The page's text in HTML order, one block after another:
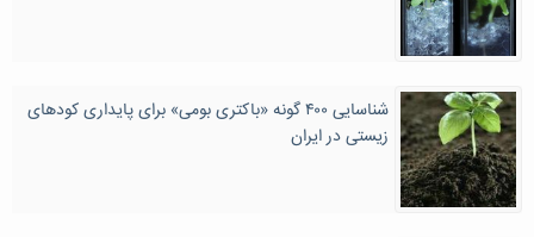
شناسایی ۴۰۰ گونه «باکتری‌‌ بومی» برای پایداری کودهای
زیستی در ایران